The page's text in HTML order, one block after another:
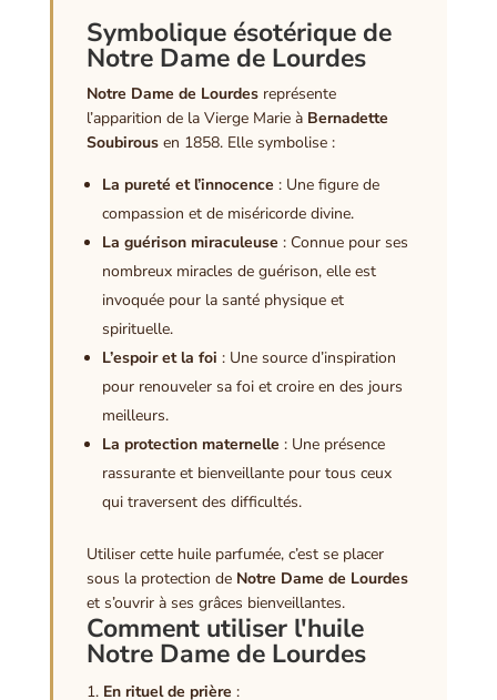
Symbolique ésotérique de
Notre Dame de Lourdes
Notre Dame de Lourdesreprésente
l’apparition de la Vierge Marie à Bernadette
Soubirousen 1858. Elle symbolise :
La pureté et l’innocence : Une figure de
compassion et de miséricorde divine.
La guérison miraculeuse : Connue pour ses
nombreux miracles de guérison, elle est
invoquée pour la santé physique et
spirituelle.
L’espoir et la foi : Une source d’inspiration
pour renouveler sa foi et croire en des jours
meilleurs.
La protection maternelle : Une présence
rassurante et bienveillante pour tous ceux
qui traversent des difficultés.
Utiliser cette huile parfumée, c’est se placer
sous la protection de Notre Dame de Lourdes
et s’ouvrir à ses grâces bienveillantes.
Comment utiliser l'huile
Notre Dame de Lourdes
En rituel de prière :